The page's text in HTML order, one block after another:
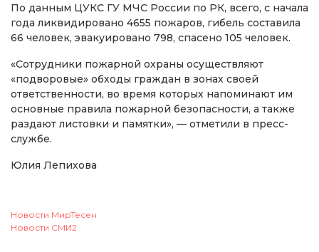
По данным ЦУКС ГУ МЧС России по РК, всего, с начала
года ликвидировано 4655 пожаров, гибель составила
66 человек, эвакуировано 798, спасено 105 человек.
«Сотрудники пожарной охраны осуществляют
«подворовые» обходы граждан в зонах своей
ответственности, во время которых напоминают им
основные правила пожарной безопасности, а также
раздают листовки и памятки», — отметили в пресс-
службе.
Юлия Лепихова
Новости МирТесен
Новости СМИ2